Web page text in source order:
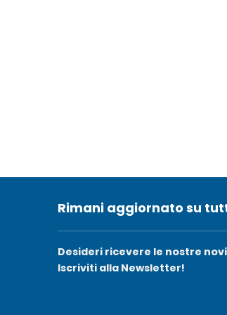
Rimani aggiornato su
Desideri ricevere le nostre
Iscriviti alla Newsletter!